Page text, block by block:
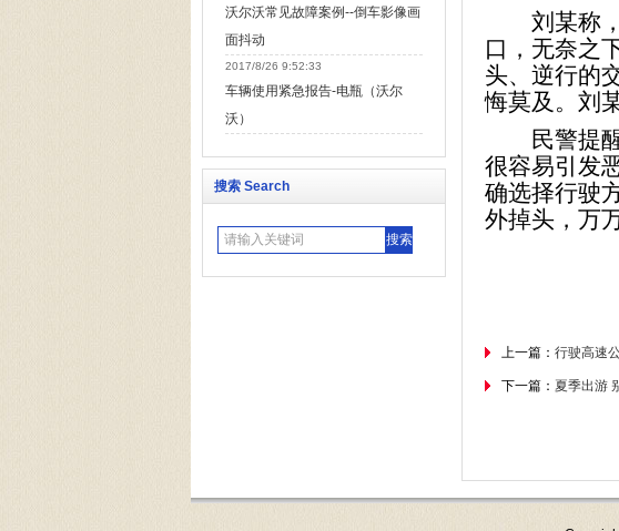
沃尔沃常见故障案例--倒车影像画
面抖动
2017/8/26 9:52:33
车辆使用紧急报告-电瓶（沃尔
沃）
搜索 Search
刘某称，
口，无奈之
头、逆行的
悔莫及。刘
民警提醒
很容易引发
确选择行驶
外掉头，万
上一篇： 行驶高速
下一篇： 夏季出游